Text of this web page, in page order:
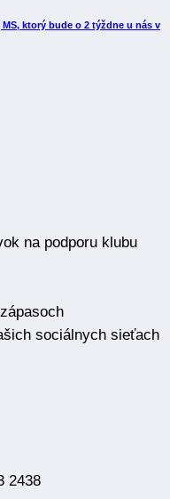
ktorý bude o 2 týždne u nás v
na podporu klubu
sociálnych sieťach
2438